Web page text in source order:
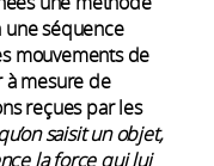
une séquence
mouvements de
à mesure de
reçues par les
saisit un objet,
la force qui lui